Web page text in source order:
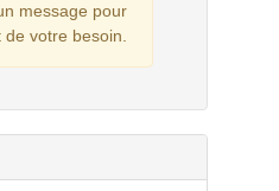
message pour
votre besoin.